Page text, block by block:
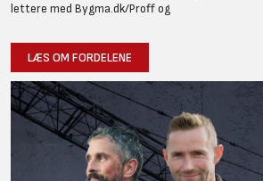
lettere med Bygma.dk/Proff og
LÆS OM FORDELENE